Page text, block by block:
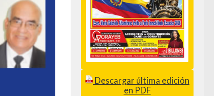
Descargar última edición
en PDF